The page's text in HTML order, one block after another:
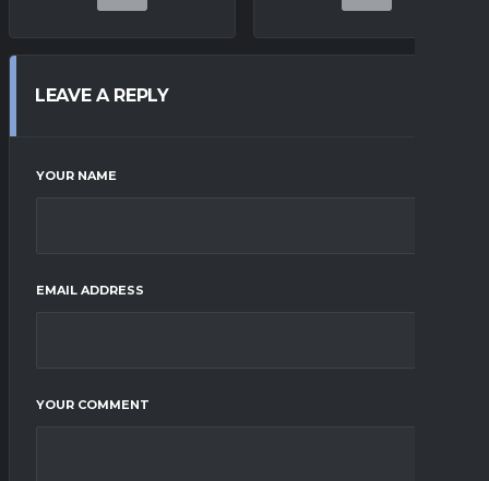
LEAVE A REPLY
YOUR NAME
EMAIL ADDRESS
YOUR COMMENT